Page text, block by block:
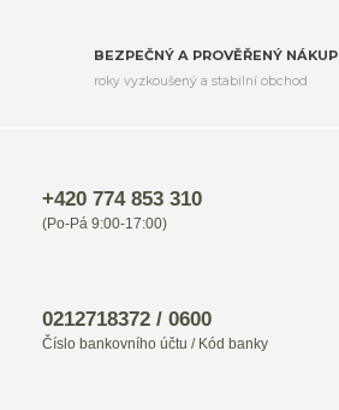
BEZPEČNÝ A PROVĚŘENÝ NÁKUP
roky vyzkoušený a stabilní obchod
+420 774 853 310
(Po-Pá 9:00-17:00)
0212718372 / 0600
Číslo bankovního účtu / Kód banky